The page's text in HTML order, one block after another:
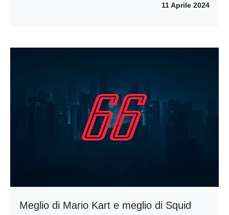
11 Aprile 2024
Meglio di Mario Kart e meglio di Squid